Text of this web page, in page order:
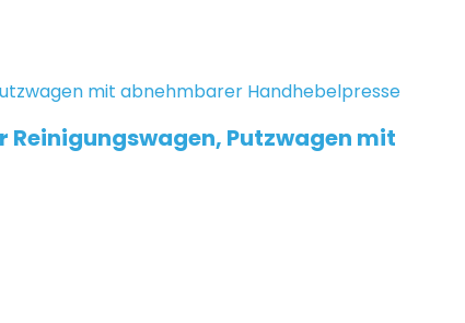
Reinigungswagen, Putzwagen mit